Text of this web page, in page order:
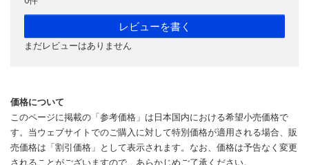
レビューを書く
まだレビューはありません
価格について
このページに掲載の「参考価格」は日本国内における希望小売価格で
す。当ウェブサイトでのご購入に対して特別価格が適用される場合、販
売価格は「割引価格」として表示されます。なお、価格は予告なく変更
されることがございますので、あらかじめご了承ください。